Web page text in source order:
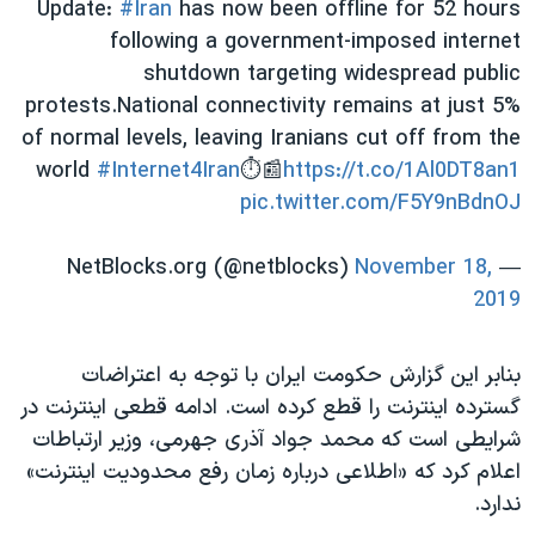
Update: #Iran has now been offline for 52 hours
following a government-imposed internet
shutdown targeting widespread public
protests.National connectivity remains at just 5%
of normal levels, leaving Iranians cut off from the
world #Internet4Iran⏱📰https://t.co/1Al0DT8an1
pic.twitter.com/F5Y9nBdnOJ
— NetBlocks.org (@netblocks)
November 18,
2019
بنابر این گزارش حکومت ایران با توجه به اعتراضات
گسترده اینترنت را قطع کرده است. ادامه قطعی اینترنت در
شرایطی است که محمد جواد آذری جهرمی، وزیر ارتباطات
اعلام کرد که «اطلاعی درباره زمان رفع محدودیت اینترنت»
ندارد.